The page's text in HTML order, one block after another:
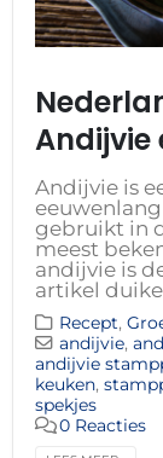
Andijvie
Andijvie is
gebruikt in
meest
andijvie is
artikel
Recept,
andijvie,
andijvie
keuken,
spekjes
0 Reacties